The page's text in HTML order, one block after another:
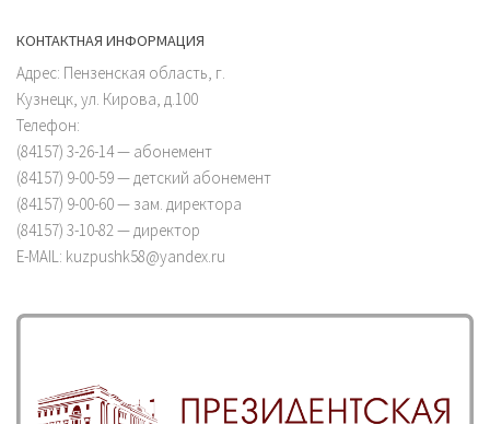
КОНТАКТНАЯ ИНФОРМАЦИЯ
Адрес: Пензенская область, г.
Кузнецк, ул. Кирова, д.100
Телефон:
(84157) 3-26-14 — абонемент
(84157) 9-00-59 — детский абонемент
(84157) 9-00-60 — зам. директора
(84157) 3-10-82 — директор
E-MAIL: kuzpushk58@yandex.ru